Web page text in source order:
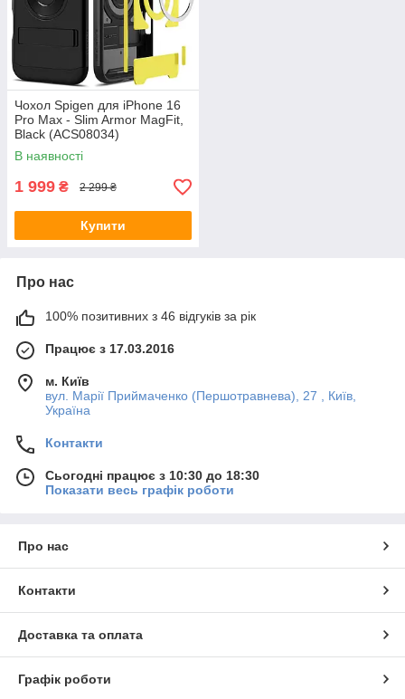
Чохол Spigen для iPhone 16
Pro Max - Slim Armor MagFit,
Black (ACS08034)
В наявності
1 999 ₴ 2 299 ₴
Купити
Про нас
100% позитивних з 46 відгуків за рік
Працює з 17.03.2016
м. Київ
вул. Марії Приймаченко (Першотравнева), 27 , Київ,
Україна
Контакти
Сьогодні працює з 10:30 до 18:30
Показати весь графік роботи
Про нас
Контакти
Доставка та оплата
Графік роботи